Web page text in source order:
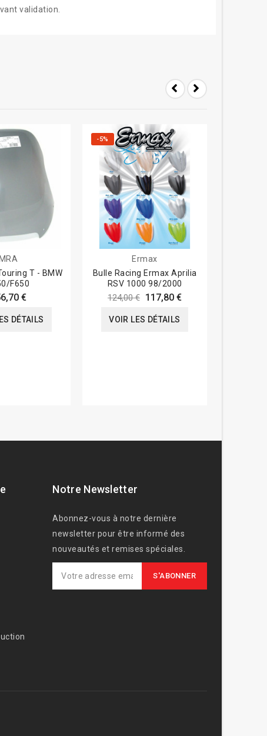
validation.
MRA
T - BMW
F650
€
DÉTAILS
-5%
Ermax
Bulle Racing Ermax Aprilia
RSV 1000 98/2000
124,00 € 117,80 €
VOIR LES DÉTAILS
Notre Newsletter
Abonnez-vous à notre dernière
newsletter pour être informé des
nouveautés et remises spéciales.